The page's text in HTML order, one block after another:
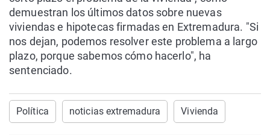
demuestran los últimos datos sobre nuevas
viviendas e hipotecas firmadas en Extremadura. "Si
nos dejan, podemos resolver este problema a largo
plazo, porque sabemos cómo hacerlo", ha
sentenciado.
Política noticias extremadura Vivienda